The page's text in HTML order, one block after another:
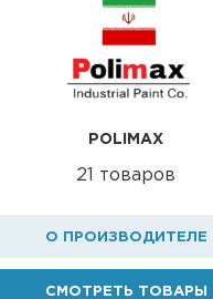
POLIMAX
21 товаров
О ПРОИЗВОДИТЕЛЕ
СМОТРЕТЬ ТОВАРЫ